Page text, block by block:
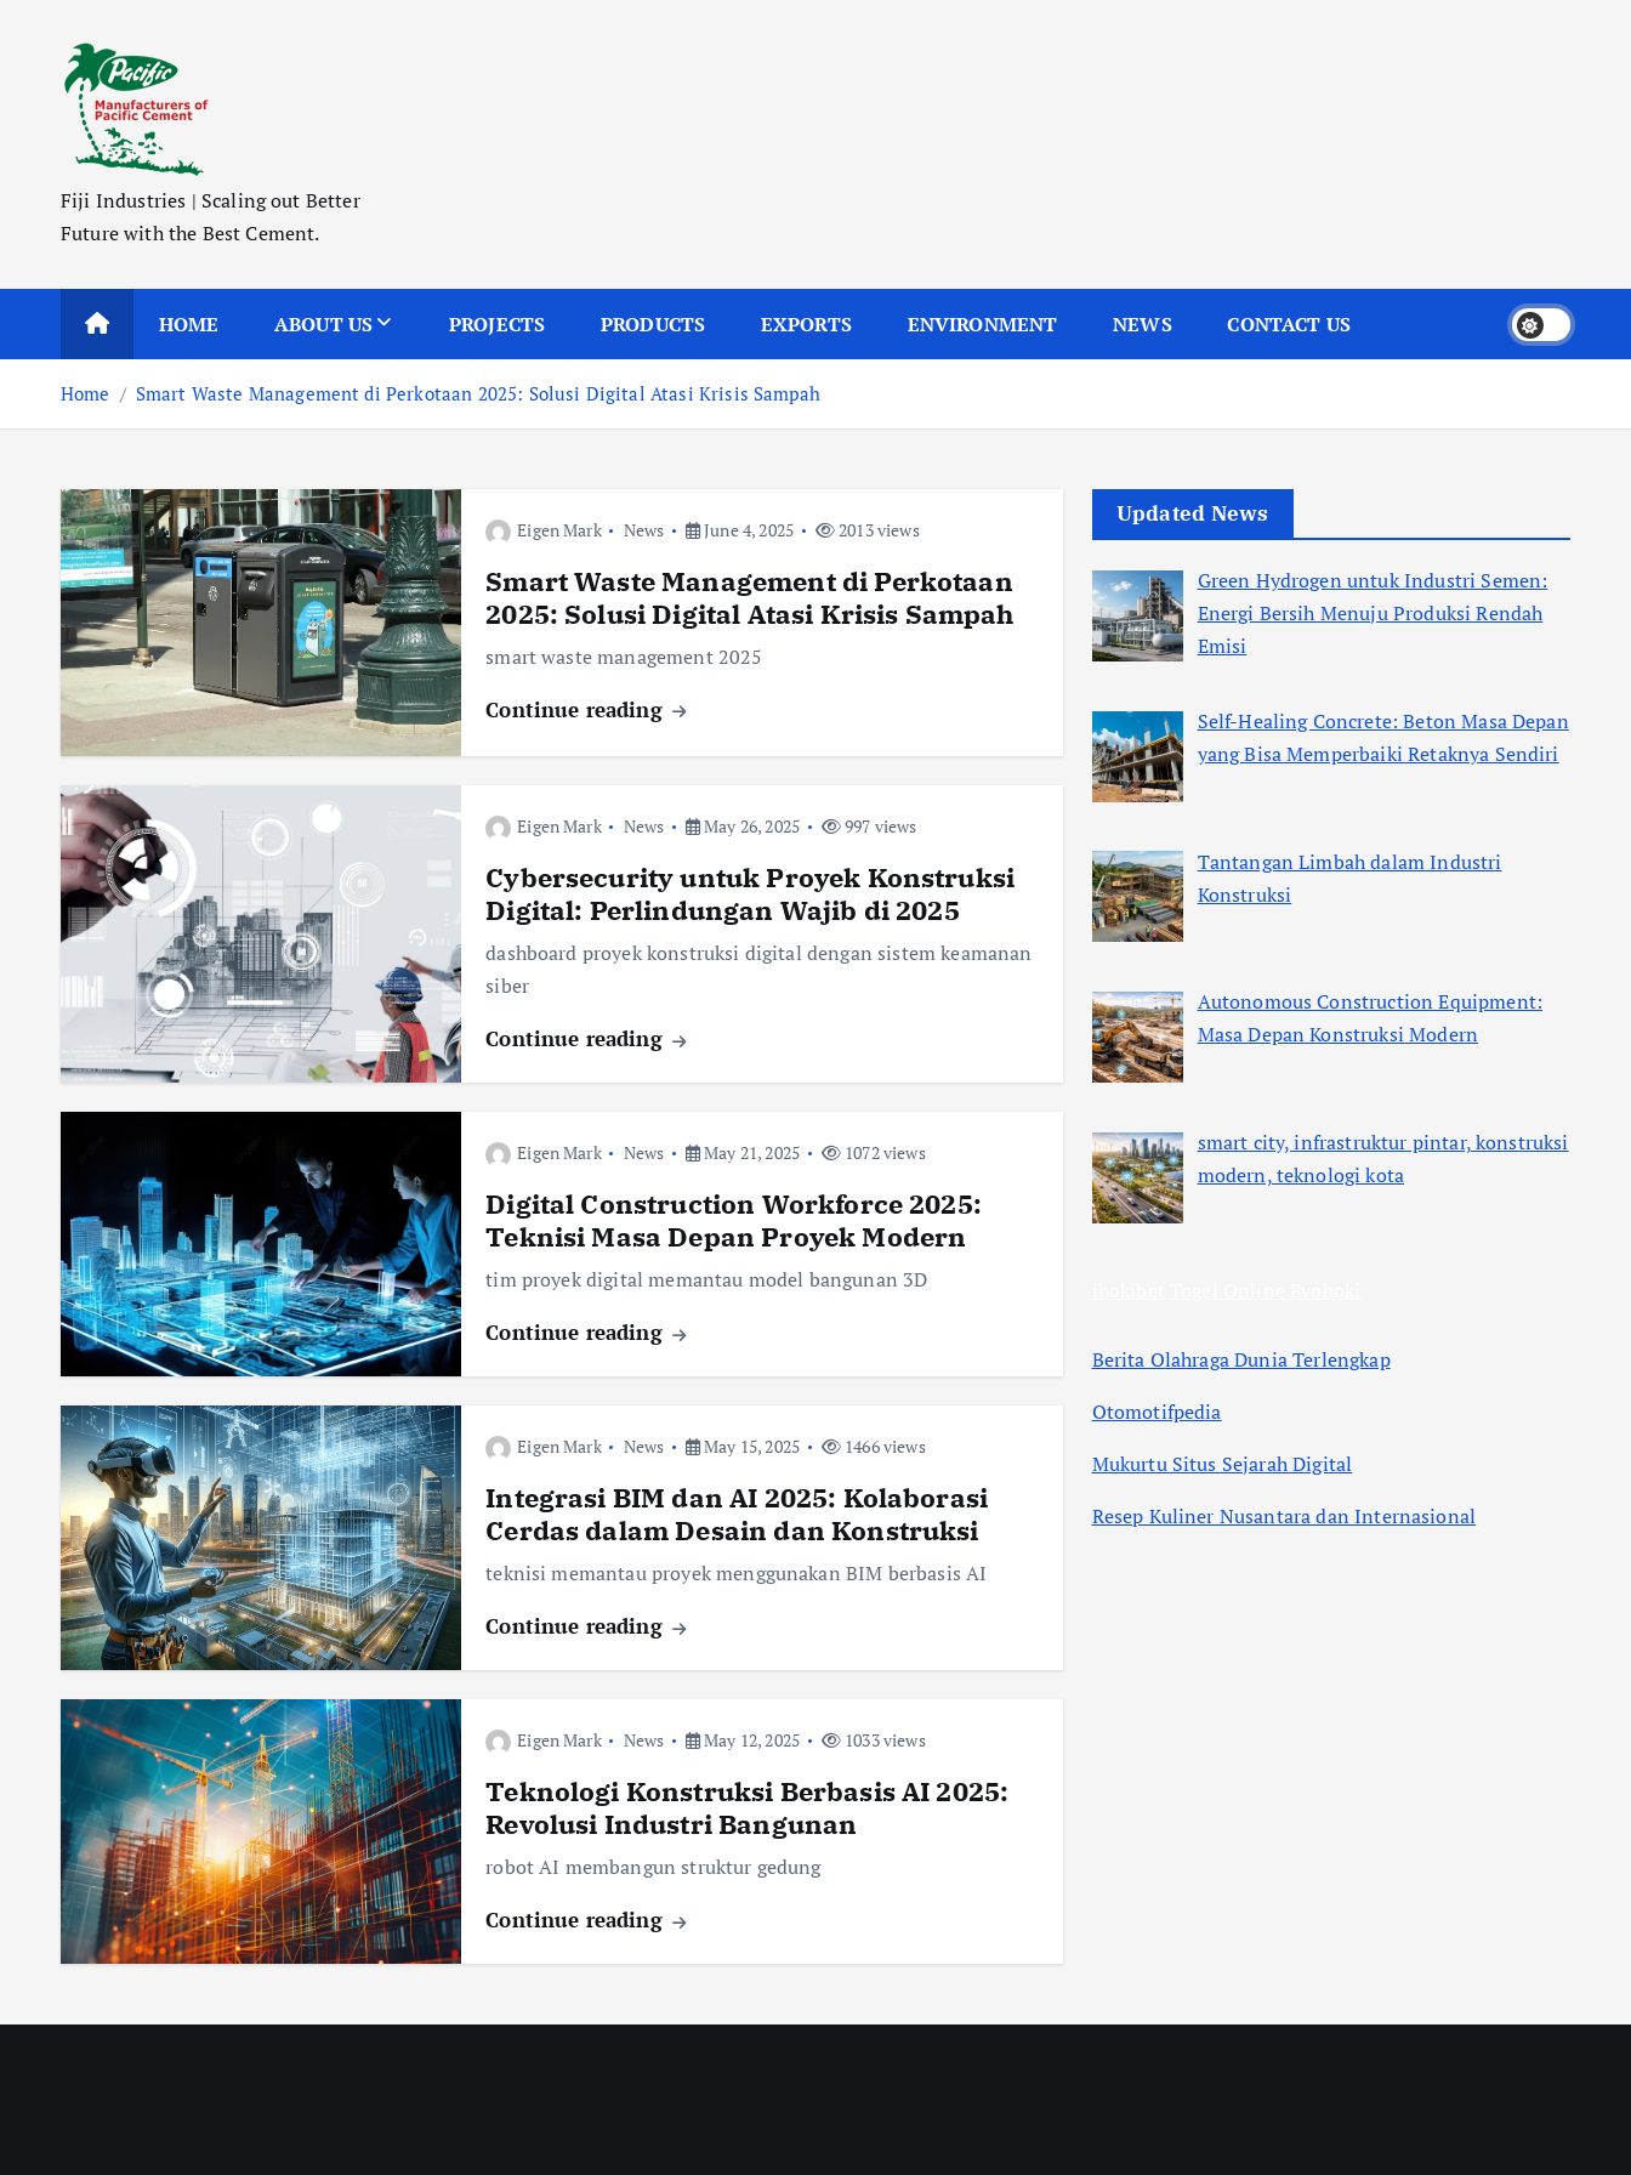
Fiji Industries | Scaling out Better
Future with the Best Cement.
HOME ABOUT US PROJECTS PRODUCTS EXPORTS ENVIRONMENT NEWS CONTACT US
Home Smart Waste Management di Perkotaan 2025: Solusi Digital Atasi Krisis Sampah
Eigen Mark News June 4, 2025 2013 views
Smart Waste Management di Perkotaan
2025: Solusi Digital Atasi Krisis Sampah
smart waste management 2025
Continue reading
Eigen Mark News May 26, 2025 997 views
Cybersecurity untuk Proyek Konstruksi
Digital: Perlindungan Wajib di 2025
dashboard proyek konstruksi digital dengan sistem keamanan
siber
Continue reading
Eigen Mark News May 21, 2025 1072 views
Digital Construction Workforce 2025:
Teknisi Masa Depan Proyek Modern
tim proyek digital memantau model bangunan 3D
Continue reading
Eigen Mark News May 15, 2025 1466 views
Integrasi BIM dan AI 2025: Kolaborasi
Cerdas dalam Desain dan Konstruksi
teknisi memantau proyek menggunakan BIM berbasis AI
Continue reading
Eigen Mark News May 12, 2025 1033 views
Teknologi Konstruksi Berbasis AI 2025:
Revolusi Industri Bangunan
robot AI membangun struktur gedung
Continue reading
Updated News
Green Hydrogen untuk Industri Semen:
Energi Bersih Menuju Produksi Rendah
Emisi
Self-Healing Concrete: Beton Masa Depan
yang Bisa Memperbaiki Retaknya Sendiri
Tantangan Limbah dalam Industri
Konstruksi
Autonomous Construction Equipment:
Masa Depan Konstruksi Modern
smart city, infrastruktur pintar, konstruksi
modern, teknologi kota
Berita Olahraga Dunia Terlengkap
Otomotifpedia
Mukurtu Situs Sejarah Digital
Resep Kuliner Nusantara dan Internasional